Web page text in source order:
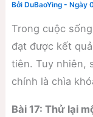
Bởi DuBaoYing - Ngày
Trong cuộc
đạt được kết
tiên. Tuy nhiên,
chính là chìa
Bài 17: Thử lại